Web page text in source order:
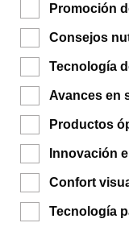
Promoción
Consejos
Tecnología
Avances en
Productos
Innovación
Confort
Tecnología